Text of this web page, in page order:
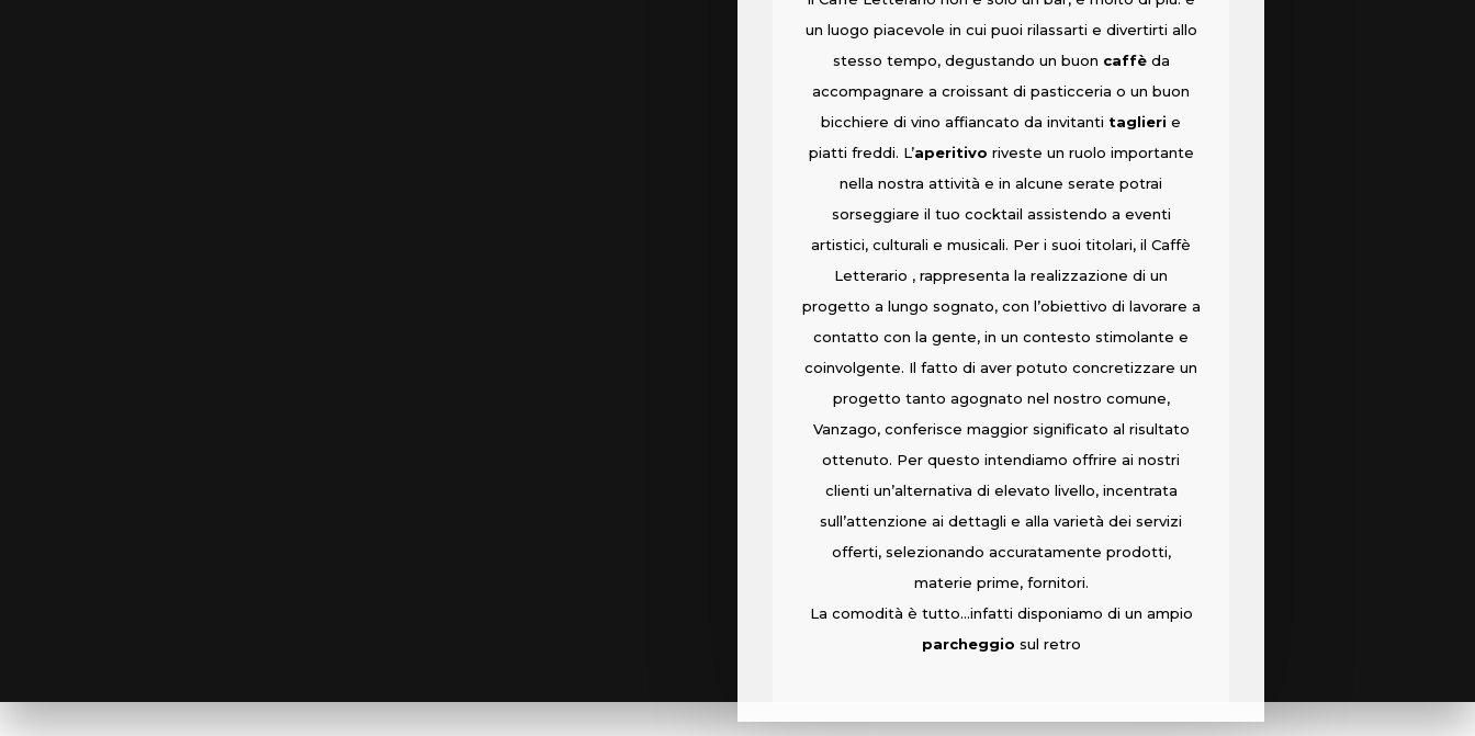
un luogo piacevole in cui puoi rilassarti e divertirti allo
stesso tempo, degustando un buon caffèda
accompagnare a croissant di pasticceria o un buon
bicchiere di vino affiancato da invitanti taglieri e
piatti freddi. L’aperitivo riveste un ruolo importante
nella nostra attività e in alcune serate potrai
sorseggiare il tuo cocktail assistendo a eventi
artistici, culturali e musicali. Per i suoi titolari, il Caffè
Letterario , rappresenta la realizzazione di un
progetto a lungo sognato, con l’obiettivo di lavorare a
contatto con la gente, in un contesto stimolante e
coinvolgente. Il fatto di aver potuto concretizzare un
progetto tanto agognato nel nostro comune,
Vanzago, conferisce maggior significato al risultato
ottenuto. Per questo intendiamo offrire ai nostri
clienti un’alternativa di elevato livello, incentrata
sull’attenzione ai dettagli e alla varietà dei servizi
offerti, selezionando accuratamente prodotti,
materie prime, fornitori.
La comodità è tutto…infatti disponiamo di un ampio
parcheggio sul retro